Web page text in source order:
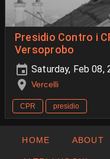
Presidio Contro i
Versoprobo
Saturday, Feb 08,
Vercelli
CPR presidio
HOME ABOUT